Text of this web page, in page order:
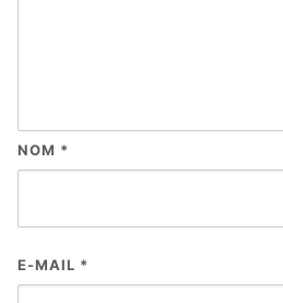
NOM *
E-MAIL *